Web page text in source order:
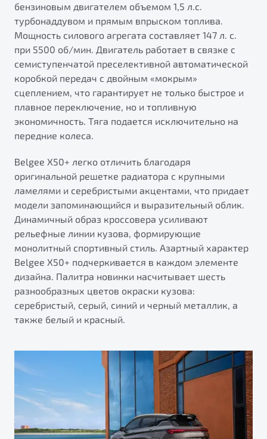
бензиновым двигателем объемом 1,5 л.с.
турбонаддувом и прямым впрыском топлива.
Мощность силового агрегата составляет 147 л. с.
при 5500 об/мин. Двигатель работает в связке с
семиступенчатой преселективной автоматической
коробкой передач с двойным «мокрым»
сцеплением, что гарантирует не только быстрое и
плавное переключение, но и топливную
экономичность. Тяга подается исключительно на
передние колеса.
Belgee X50+ легко отличить благодаря
оригинальной решетке радиатора с крупными
ламелями и серебристыми акцентами, что придает
модели запоминающийся и выразительный облик.
Динамичный образ кроссовера усиливают
рельефные линии кузова, формирующие
монолитный спортивный стиль. Азартный характер
Belgee X50+ подчеркивается в каждом элементе
дизайна. Палитра новинки насчитывает шесть
разнообразных цветов окраски кузова:
серебристый, серый, синий и черный металлик, а
также белый и красный.